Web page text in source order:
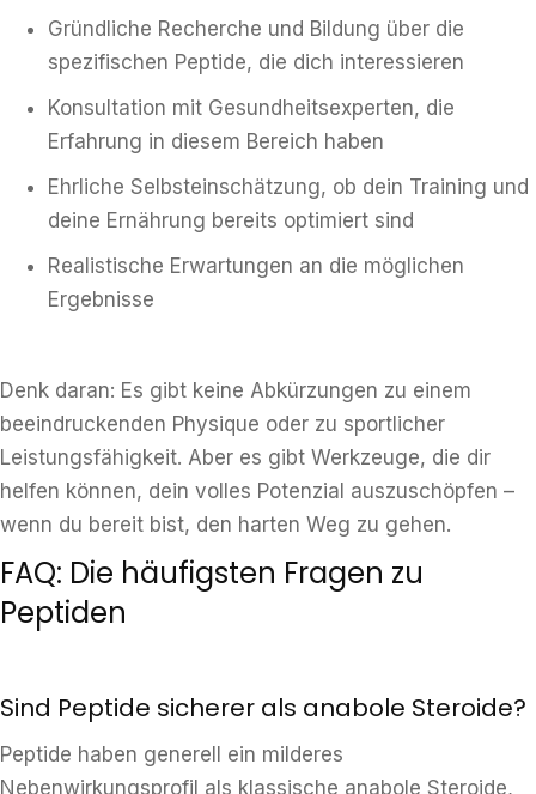
Gründliche Recherche und Bildung über die
spezifischen Peptide, die dich interessieren
Konsultation mit Gesundheitsexperten, die
Erfahrung in diesem Bereich haben
Ehrliche Selbsteinschätzung, ob dein Training und
deine Ernährung bereits optimiert sind
Realistische Erwartungen an die möglichen
Ergebnisse
Denk daran: Es gibt keine Abkürzungen zu einem
beeindruckenden Physique oder zu sportlicher
Leistungsfähigkeit. Aber es gibt Werkzeuge, die dir
helfen können, dein volles Potenzial auszuschöpfen –
wenn du bereit bist, den harten Weg zu gehen.
FAQ: Die häufigsten Fragen zu
Peptiden
Sind Peptide sicherer als anabole Steroide?
Peptide haben generell ein milderes
Nebenwirkungsprofil als klassische anabole Steroide,